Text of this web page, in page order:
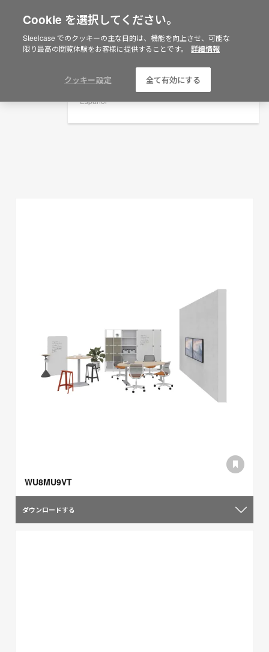
Are you in United States?
Would you like to see Products we sell in
Americas
Español
プランニングアイデア
フィルターを表示
WU8MU9VT
ダウンロードする
Cookie を選択してください。
Steelcase でのクッキーの主な目的は、機能を向上させ、可能な
限り最高の閲覧体験をお客様に提供することです。
詳細情報
クッキー設定 全て有効にする